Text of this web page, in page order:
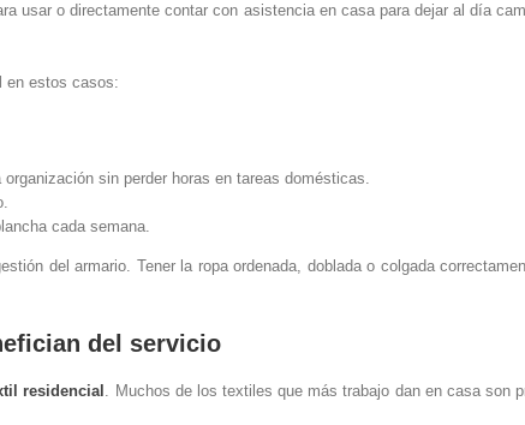
usar o directamente contar con asistencia en casa para dejar al día
en estos casos:
sin perder horas en tareas domésticas.
cada semana.
del armario. Tener la ropa ordenada, doblada o colgada
del servicio
residencial . Muchos de los textiles que más trabajo dan en casa son